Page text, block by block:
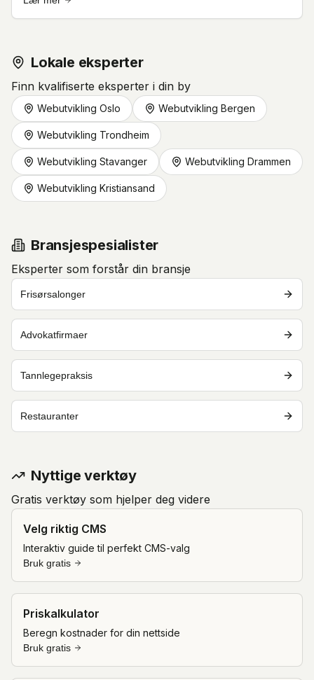
Lokale eksperter
Finn kvalifiserte eksperter i din by
Webutvikling Oslo Webutvikling Bergen
Webutvikling Trondheim
Webutvikling Stavanger Webutvikling Drammen
Webutvikling Kristiansand
Bransjespesialister
Eksperter som forstår din bransje
Frisørsalonger
Advokatfirmaer
Tannlegepraksis
Restauranter
Nyttige verktøy
Gratis verktøy som hjelper deg videre
Velg riktig CMS
Interaktiv guide til perfekt CMS-valg
Bruk gratis
Priskalkulator
Beregn kostnader for din nettside
Bruk gratis